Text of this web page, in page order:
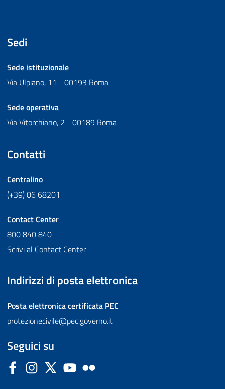
Sedi
Sede istituzionale
Via Ulpiano, 11 - 00193 Roma
Sede operativa
Via Vitorchiano, 2 - 00189 Roma
Contatti
Centralino
(+39) 06 68201
Contact Center
800 840 840
Scrivi al Contact Center
Indirizzi di posta elettronica
Posta elettronica certificata PEC
protezionecivile@pec.governo.it
Seguici su
FacebookInstagram
Twitter YouTube